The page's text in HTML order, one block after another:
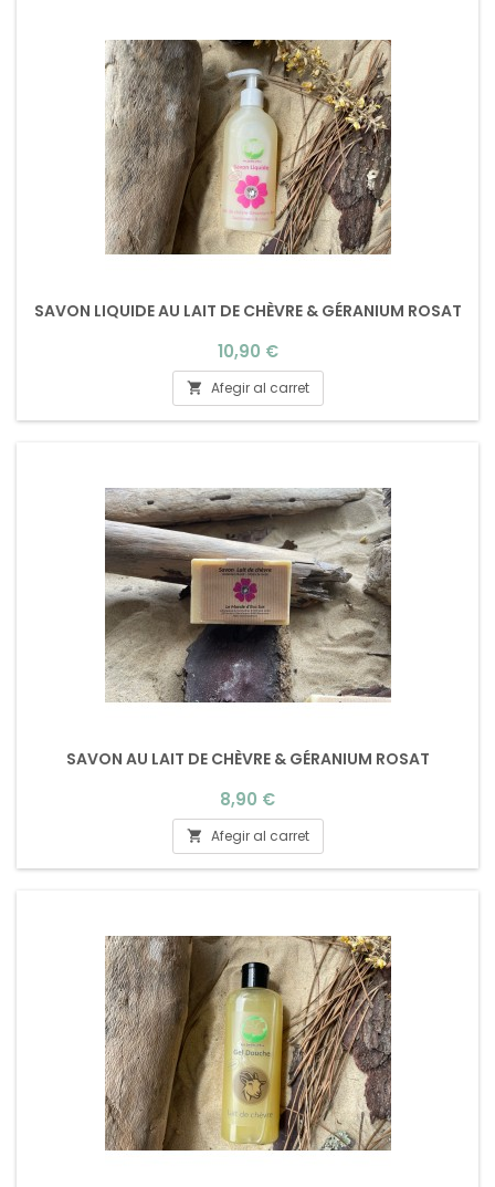
SAVON LIQUIDE AU LAIT DE CHÈVRE & GÉRANIUM ROSAT
Preu
10,90 €
 Afegir al carret
SAVON AU LAIT DE CHÈVRE & GÉRANIUM ROSAT
Preu
8,90 €
 Afegir al carret